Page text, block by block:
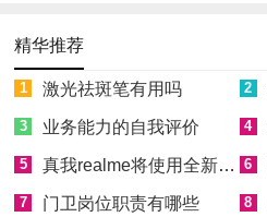
精华推荐
1 激光祛斑笔有用吗 2
3 业务能力的自我评价 4
5 真我realme将使用全新Logo 6
7 门卫岗位职责有哪些 8